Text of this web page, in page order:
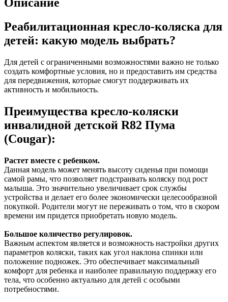
Реабилитационная кресло-коляска для
детей: какую модель выбрать?
Для детей с ограниченными возможностями важно не только
создать комфортные условия, но и предоставить им средства
для передвижения, которые смогут поддерживать их
активность и мобильность.
Преимущества кресло-коляски
инвалидной детской R82 Пума
(Cougar):
Растет вместе с ребенком.
Данная модель может менять высоту сиденья при помощи
самой рамы, что позволяет подстраивать коляску под рост
малыша. Это значительно увеличивает срок службы
устройства и делает его более экономически целесообразной
покупкой. Родители могут не переживать о том, что в скором
времени им придется приобретать новую модель.
Большое количество регулировок.
Важным аспектом является и возможность настройки других
параметров коляски, таких как угол наклона спинки или
положение подножек. Это обеспечивает максимальный
комфорт для ребенка и наиболее правильную поддержку его
тела, что особенно актуально для детей с особыми
потребностями.